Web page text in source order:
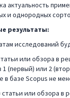
актуальность
и однородных
результаты:
исследований
или обзора в
(первый) или 2
в базе Scopus не
или обзора в